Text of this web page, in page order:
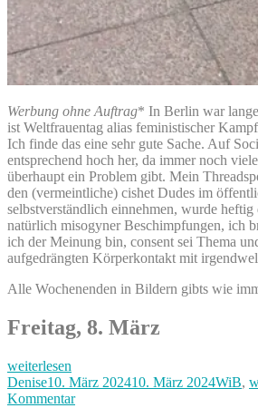
Werbung ohne Auftrag* In Berlin war
ist Weltfrauentag alias feministischer
Ich finde das eine sehr gute Sache. Auf
entsprechend hoch her, da immer noch
überhaupt ein Problem gibt. Mein
den (vermeintliche) cishet Dudes im
selbstverständlich einnehmen, wurde
natürlich misogyner Beschimpfungen, ich
ich der Meinung bin, consent sei Thema
aufgedrängten Körperkontakt mit
Alle Wochenenden in Bildern gibts wie
Freitag, 8. März
„1
Kind
weniger,
weiterlesen
Autor
DeniseVeröffentlicht
am
10. März 202410. März 2024WiB,
Kommentarzu